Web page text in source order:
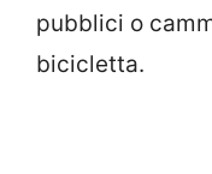
pubblici o
bicicletta.